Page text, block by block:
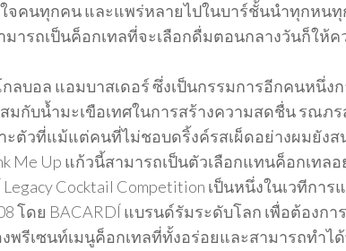
จคนทุกคน และแพร่หลายไปในบาร์ชั้นนำทุกหนทุ
มารถเป็นค็อกเทลที่จะเลือกดื่มตอนกลางวันก็ให้
ลบอล แอมบาสเดอร์ ซึ่งเป็นกรรมการอีกคนหนึ่ง
มกับน้ำมะเขือเทศในการสร้างความสดชื่น รณภ
ะตัวที่แม้แต่คนที่ไม่ชอบดริ้งค์รสเผ็ดอย่างผมยัง
Me Up แก้วนี้สามารถเป็นตัวเลือกแทนค็อกเทลอ
Cocktail Competition เป็นหนึ่งในเวทีก
โดย BACARDÍ แบรนด์รัมระดับโลก เพื่อต้องกา
พรีเซนท์เมนูค็อกเทลที่ทั้งอร่อยและสามารถทำไ